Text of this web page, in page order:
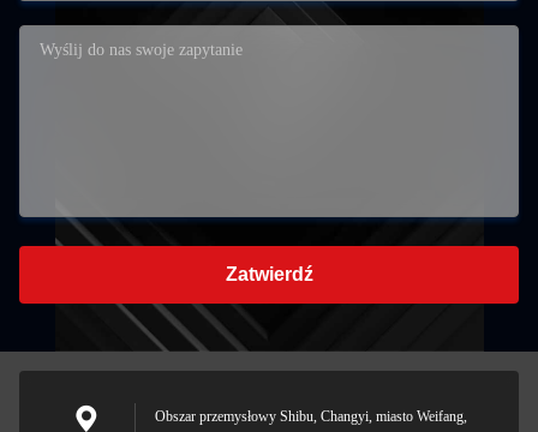
Zatwierdź
Obszar przemysłowy Shibu, Changyi, miasto Weifang,